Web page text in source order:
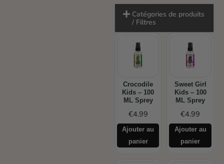
Catégories de produits
/ Filtres
Crocodile
Kids – 100
ML Sprey
€4.99
Ajouter au
panier
Sweet Girl
Kids – 100
ML Sprey
€4.99
Ajouter au
panier